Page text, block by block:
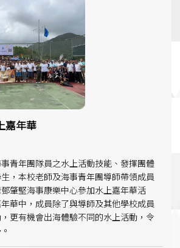
嘉年華
青年團隊員之水上活動技能、發揮團體
，本校老師及海事青年團導師帶領成員
肇堅海事康樂中心參加水上嘉年華活
華中，成員除了與導師及其他學校成員
更有機會出海體驗不同的水上活動，令